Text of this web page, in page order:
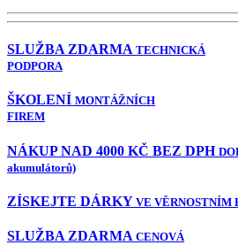
SLUŽBA ZDARMA TECHNICKÁ
PODPORA
ŠKOLENÍ MONTÁŽNÍCH
FIREM
NÁKUP NAD 4000 KČ BEZ DPH
akumulátorů)
ZÍSKEJTE DÁRKY VE VĚRNOSTNÍM
SLUŽBA ZDARMA CENOVÁ